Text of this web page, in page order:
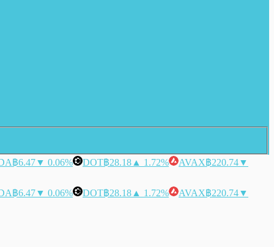
฿6.47▼ 0.06% DOT฿28.18 ▲ 1.72% AVAX฿220.74▼
฿6.47▼ 0.06% DOT฿28.18 ▲ 1.72% AVAX฿220.74▼